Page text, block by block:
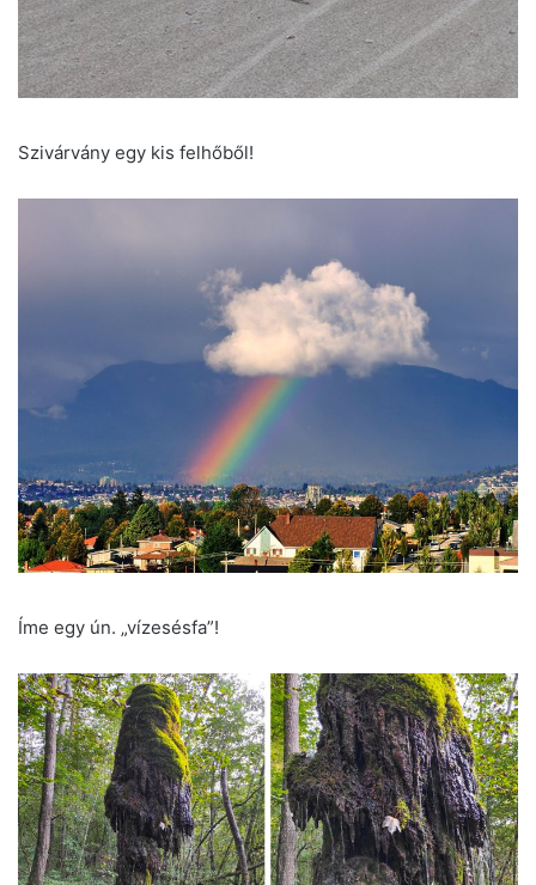
Szivárvány egy kis felhőből!
Íme egy ún. „vízesésfa”!